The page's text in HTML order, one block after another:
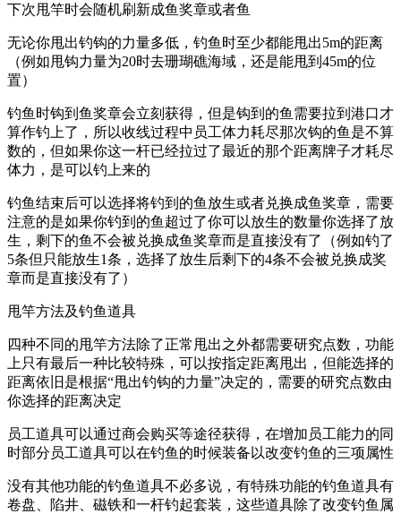
下次甩竿时会随机刷新成鱼奖章或者鱼
无论你甩出钓钩的力量多低，钓鱼时至少都能甩出5m的距离
（例如甩钩力量为20时去珊瑚礁海域，还是能甩到45m的位
置）
钓鱼时钩到鱼奖章会立刻获得，但是钩到的鱼需要拉到港口才
算作钓上了，所以收线过程中员工体力耗尽那次钩的鱼是不算
数的，但如果你这一杆已经拉过了最近的那个距离牌子才耗尽
体力，是可以钓上来的
钓鱼结束后可以选择将钓到的鱼放生或者兑换成鱼奖章，需要
注意的是如果你钓到的鱼超过了你可以放生的数量你选择了放
生，剩下的鱼不会被兑换成鱼奖章而是直接没有了（例如钓了
5条但只能放生1条，选择了放生后剩下的4条不会被兑换成奖
章而是直接没有了）
甩竿方法及钓鱼道具
四种不同的甩竿方法除了正常甩出之外都需要研究点数，功能
上只有最后一种比较特殊，可以按指定距离甩出，但能选择的
距离依旧是根据“甩出钓钩的力量”决定的，需要的研究点数由
你选择的距离决定
员工道具可以通过商会购买等途径获得，在增加员工能力的同
时部分员工道具可以在钓鱼的时候装备以改变钓鱼的三项属性
没有其他功能的钓鱼道具不必多说，有特殊功能的钓鱼道具有
卷盘、陷井、磁铁和一杆钓起套装，这些道具除了改变钓鱼属